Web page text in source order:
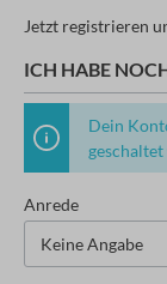
Jetzt registrieren
ICH HABE
Dein
Anrede